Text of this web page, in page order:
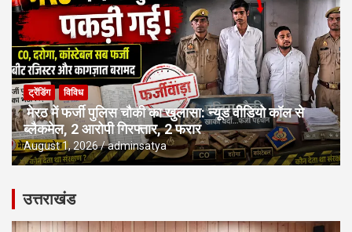
ट्रेंडिंग विविध
मेरठ में फर्जी पुलिस चौकी का खुलासा: न्यूड वीडियो कॉल से
ब्लैकमेल, 2 आरोपी गिरफ्तार, 2 फरार
August 1, 2026 adminsatya
उत्तराखंड